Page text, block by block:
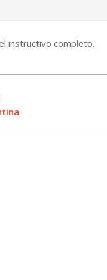
instructivo completo.